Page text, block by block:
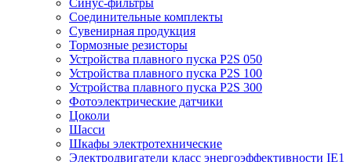
Синус-фильтры
Соединительные комплекты
Сувенирная продукция
Тормозные резисторы
Устройства плавного пуска P2S 050
Устройства плавного пуска P2S 100
Устройства плавного пуска P2S 300
Фотоэлектрические датчики
Цоколи
Шасси
Шкафы электротехнические
Электродвигатели класс энергоэффективности IE1